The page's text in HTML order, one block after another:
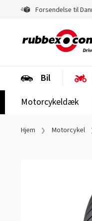
Forsendelse til
Bil
Motorcykeldæk
Hjem Motorcykel